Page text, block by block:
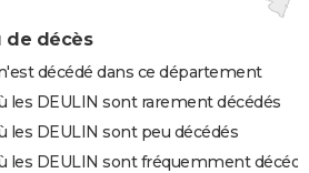
de décès
décédé dans ce département
les DEULIN sont rarement décédés
les DEULIN sont peu décédés
les DEULIN sont fréquemment